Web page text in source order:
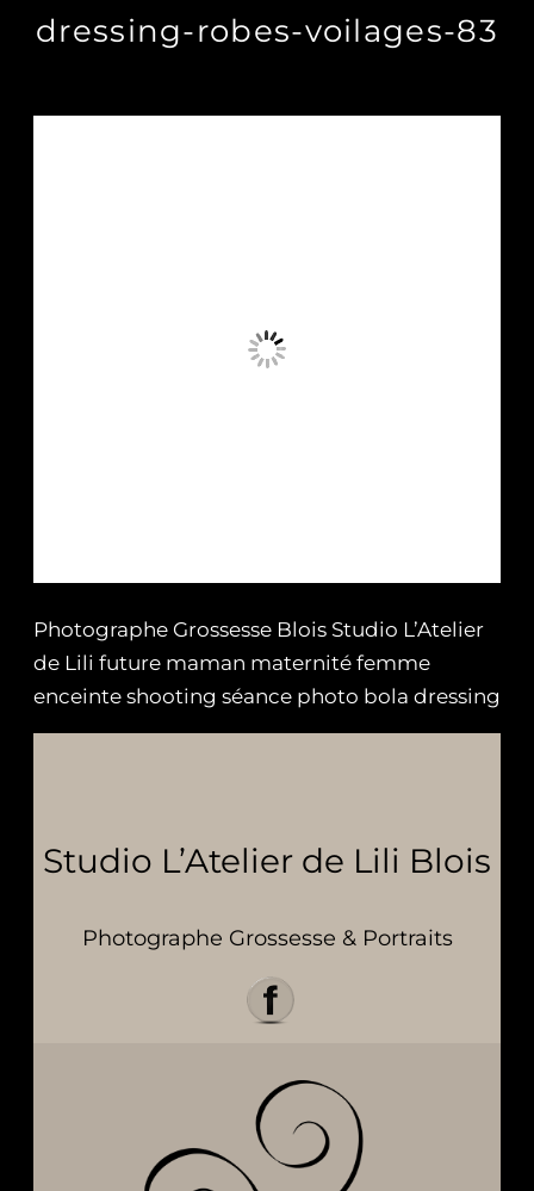
dressing-robes-voilages-83
Photographe Grossesse Blois Studio L’Atelier
de Lili future maman maternité femme
enceinte shooting séance photo bola dressing
Studio L’Atelier de Lili Blois
Photographe Grossesse & Portraits